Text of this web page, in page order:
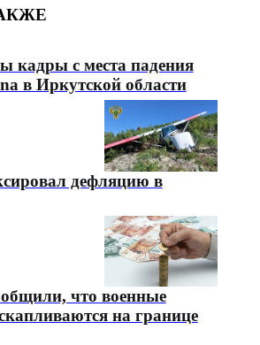
кадры с места падения
в Иркутской области
дефляцию в
что военные
на границе